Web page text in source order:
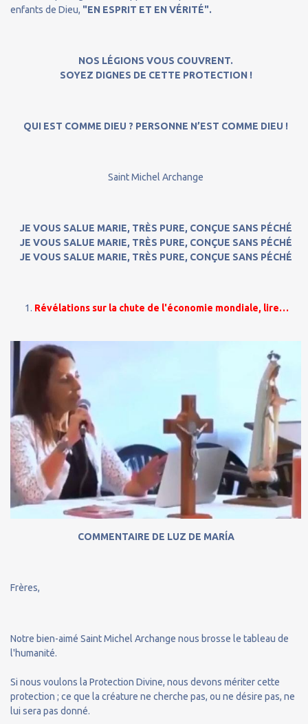
enfants de Dieu, "EN ESPRIT ET EN VÉRITÉ".
NOS LÉGIONS VOUS COUVRENT.
SOYEZ DIGNES DE CETTE PROTECTION !
QUI EST COMME DIEU ? PERSONNE N’EST COMME DIEU !
Saint Michel Archange
JE VOUS SALUE MARIE, TRÈS PURE, CONÇUE SANS PÉCHÉ
JE VOUS SALUE MARIE, TRÈS PURE, CONÇUE SANS PÉCHÉ
JE VOUS SALUE MARIE, TRÈS PURE, CONÇUE SANS PÉCHÉ
Révélations sur la chute de l'économie mondiale, lire…
COMMENTAIRE DE LUZ DE MARÍA
Frères,
Notre bien-aimé Saint Michel Archange nous brosse le tableau de
l'humanité.
Si nous voulons la Protection Divine, nous devons mériter cette
protection ; ce que la créature ne cherche pas, ou ne désire pas, ne
lui sera pas donné.